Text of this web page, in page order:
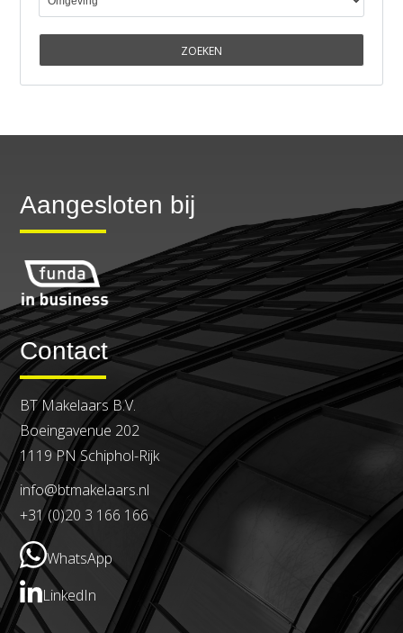
Aangesloten bij
Contact
BT Makelaars B.V.
Boeingavenue 202
1119 PN Schiphol-Rijk
info@btmakelaars.nl
+31 (0)20 3 166 166
WhatsApp
LinkedIn